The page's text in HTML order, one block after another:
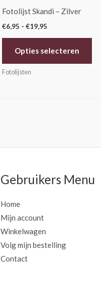
Fotolijst Skandi – Zilver
€6,95 - €19,95
Opties selecteren
Fotolijsten
Gebruikers Menu
Home
Mijn account
Winkelwagen
Volg mijn bestelling
Contact